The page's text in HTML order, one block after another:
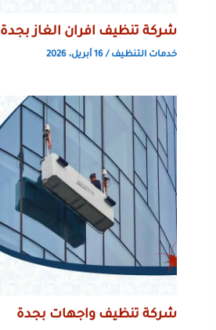
شركة تنظيف افران الغاز بجدة
خدمات التنظيف /16 أبريل، 2026
شركة تنظيف واجهات بجدة